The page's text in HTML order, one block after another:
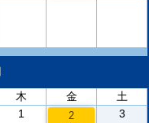
木 金
土
1
2
3